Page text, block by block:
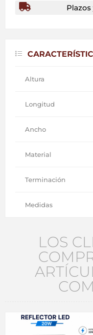
Altura
Longitud
Ancho
Material
Terminación
Medidas
LOS